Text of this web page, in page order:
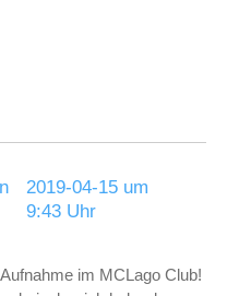
2019-04-15 um
9:43 Uhr
im MCLago Club!